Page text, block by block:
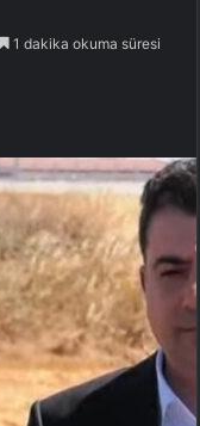
1 dakika okuma süresi